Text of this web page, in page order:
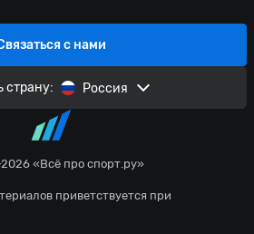
«Всё про спорт.ру»
приветствуется при
с нами
страну: Россия